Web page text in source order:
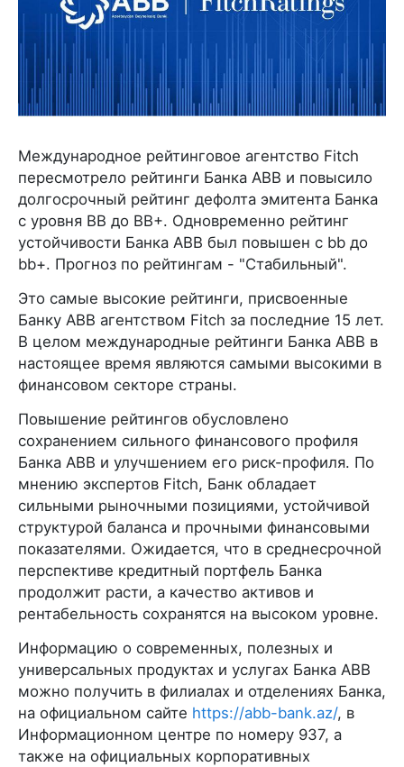
Международное рейтинговое агентство Fitch
пересмотрело рейтинги Банка ABB и повысило
долгосрочный рейтинг дефолта эмитента Банка
с уровня BB до BB+. Одновременно рейтинг
устойчивости Банка ABB был повышен с bb до
bb+. Прогноз по рейтингам - "Стабильный".
Это самые высокие рейтинги, присвоенные
Банку ABB агентством Fitch за последние 15 лет.
В целом международные рейтинги Банка ABB в
настоящее время являются самыми высокими в
финансовом секторе страны.
Повышение рейтингов обусловлено
сохранением сильного финансового профиля
Банка ABB и улучшением его риск-профиля. По
мнению экспертов Fitch, Банк обладает
сильными рыночными позициями, устойчивой
структурой баланса и прочными финансовыми
показателями. Ожидается, что в среднесрочной
перспективе кредитный портфель Банка
продолжит расти, а качество активов и
рентабельность сохранятся на высоком уровне.
Информацию о современных, полезных и
универсальных продуктах и услугах Банка ABB
можно получить в филиалах и отделениях Банка,
на официальном сайте https://abb-bank.az/, в
Информационном центре по номеру 937, а
также на официальных корпоративных